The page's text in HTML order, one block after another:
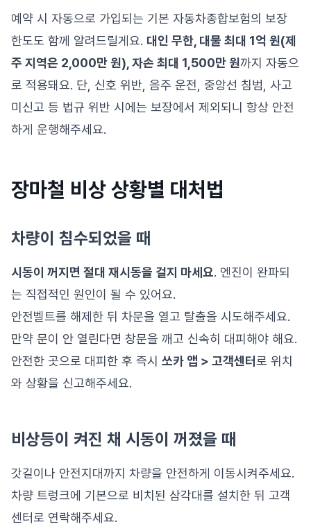
예약 시 자동으로 가입되는 기본 자동차종합보험의 보장
한도도 함께 알려드릴게요. 대인 무한, 대물 최대 1억 원(제
주 지역은 2,000만 원), 자손 최대 1,500만 원까지 자동으
로 적용돼요. 단, 신호 위반, 음주 운전, 중앙선 침범, 사고
미신고 등 법규 위반 시에는 보장에서 제외되니 항상 안전
하게 운행해주세요.
장마철 비상 상황별 대처법
차량이 침수되었을 때
시동이 꺼지면 절대 재시동을 걸지 마세요. 엔진이 완파되
는 직접적인 원인이 될 수 있어요.
안전벨트를 해제한 뒤 차문을 열고 탈출을 시도해주세요.
만약 문이 안 열린다면 창문을 깨고 신속히 대피해야 해요.
안전한 곳으로 대피한 후 즉시 쏘카 앱 > 고객센터로 위치
와 상황을 신고해주세요.
비상등이 켜진 채 시동이 꺼졌을 때
갓길이나 안전지대까지 차량을 안전하게 이동시켜주세요.
차량 트렁크에 기본으로 비치된 삼각대를 설치한 뒤 고객
센터로 연락해주세요.